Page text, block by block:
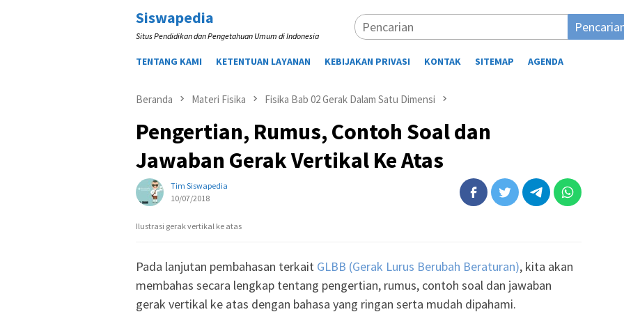
Loncat
Siswapedia
Situs Pendidikan dan Pengetahuan Umum di Indonesia
TENTANG KAMI KETENTUAN LAYANAN KEBIJAKAN PRIVASI KONTAK SITEMAP AGENDA
Beranda Materi Fisika Fisika Bab 02 Gerak Dalam Satu Dimensi
Pengertian, Rumus, Contoh Soal dan
Jawaban Gerak Vertikal Ke Atas
Tim Siswapedia
10/07/2018
Ilustrasi gerak vertikal ke atas
Pada lanjutan pembahasan terkait GLBB (Gerak Lurus Berubah Beraturan), kita akan
membahas secara lengkap tentang pengertian, rumus, contoh soal dan jawaban
gerak vertikal ke atas dengan bahasa yang ringan serta mudah dipahami.